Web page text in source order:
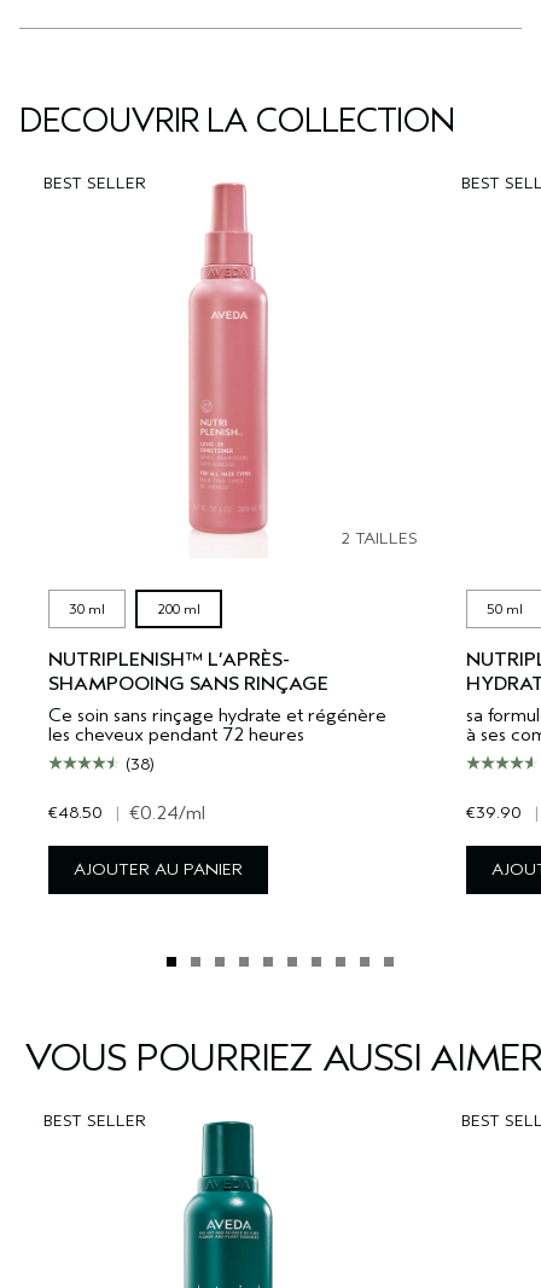
DÉCOUVRIR LA COLLECTION
BEST SELLER
2 TAILLES
30 ml 200 ml
NUTRIPLENISH™ L’APRÈS-
SHAMPOOING SANS RINÇAGE
Ce soin sans rinçage hydrate et régénère
les cheveux pendant 72 heures
(38)
€48.50 | €0.24/ml
AJOUTER AU PANIER
BEST
50 ml
sa
à ses
€39.90 |
VOUS POURRIEZ AUSSI AIMER
BEST SELLER BEST